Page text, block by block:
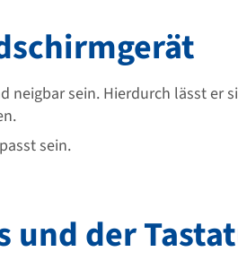
sein. Hierdurch lässt er
sein.
und der